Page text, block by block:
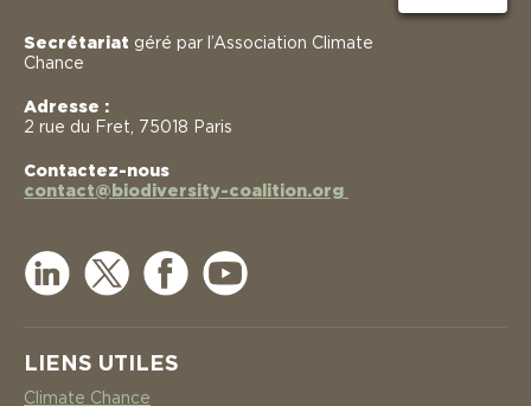
Secrétariat géré par l’Association Climate
Chance
Adresse :
2 rue du Fret, 75018 Paris
Contactez-nous
contact@biodiversity-coalition.org
LIENS UTILES
Climate Chance